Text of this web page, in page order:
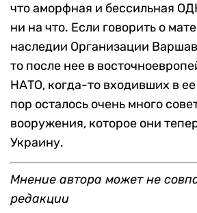
что аморфная и бессильная
ни на что. Если говорить о
наследии Организации
то после нее в
НАТО, когда-то входивших в ее
пор осталось очень много
вооружения, которое они
Украину.
Мнение автора может не
редакции